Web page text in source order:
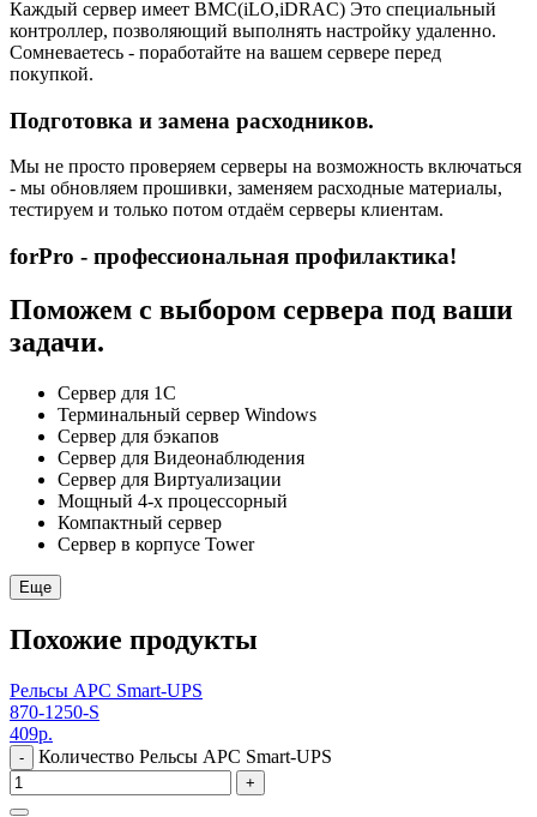
Каждый сервер имеет BMC(iLO,iDRAC) Это специальный
контроллер, позволяющий выполнять настройку удаленно.
Сомневаетесь - поработайте на вашем сервере перед
покупкой.
Подготовка и замена расходников.
Мы не просто проверяем серверы на возможность включаться
- мы обновляем прошивки, заменяем расходные материалы,
тестируем и только потом отдаём серверы клиентам.
forPro - профессиональная профилактика!
Поможем с выбором сервера под ваши
задачи.
Сервер для 1С
Терминальный сервер Windows
Сервер для бэкапов
Сервер для Видеонаблюдения
Сервер для Виртуализации
Мощный 4-х процессорный
Компактный сервер
Сервер в корпусе Tower
Еще
Похожие продукты
Рельсы APC Smart-UPS
870-1250-S
409р.
- Количество Рельсы APC Smart-UPS
+